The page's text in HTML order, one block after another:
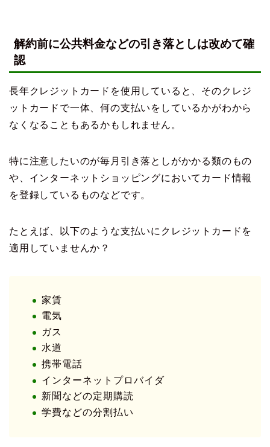
解約前に公共料金などの引き落としは改めて確
認
長年クレジットカードを使用していると、そのクレジ
ットカードで一体、何の支払いをしているかがわから
なくなることもあるかもしれません。
特に注意したいのが毎月引き落としがかかる類のもの
や、インターネットショッピングにおいてカード情報
を登録しているものなどです。
たとえば、以下のような支払いにクレジットカードを
適用していませんか？
家賃
電気
ガス
水道
携帯電話
インターネットプロバイダ
新聞などの定期購読
学費などの分割払い